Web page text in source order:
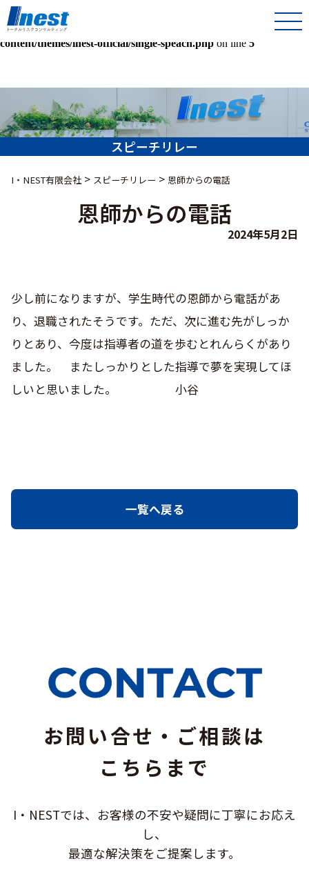
Warning: Undefined array key 0 in
/home/kir013221/public_html/inest-co-jp/wps/wp-
content/themes/inest-official/single-speach.php on line 5
スピーチリレー
I・NEST有限会社 > スピーチリレー > 恩師からの電話
恩師からの電話
2024年5月2日
少し前になりますが、学生時代の恩師から電話があ
り、退職されたそうです。ただ、次に進む先がしっか
りとあり、今度は指導者の道を歩むとれんらくがあり
ました。 またしっかりとした指導で夢を実現してほ
しいと思いました。 小谷
一覧へ戻る
お問い合せ・ご相談は
こちらまで
I・NESTでは、お客様の不安や疑問に丁寧にお応え
し、
最適な解決策をご提案します。